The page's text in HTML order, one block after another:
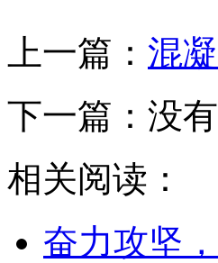
上一篇： 混
下一篇：没
相关阅读：
奋力攻坚